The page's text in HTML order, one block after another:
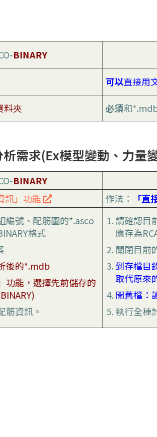
BINARY
可以直接用
料夾 必須和
需求(Ex模型變動、力量
BINARY
訊」功能 作法：
「直
編號、配筋圖的*.asco
格式
後的*.mdb
」功能，選擇先前儲存的
筋資訊。
請確認目
應存為
關閉目前
到存檔目
取代原來
開舊檔：
執行全棟